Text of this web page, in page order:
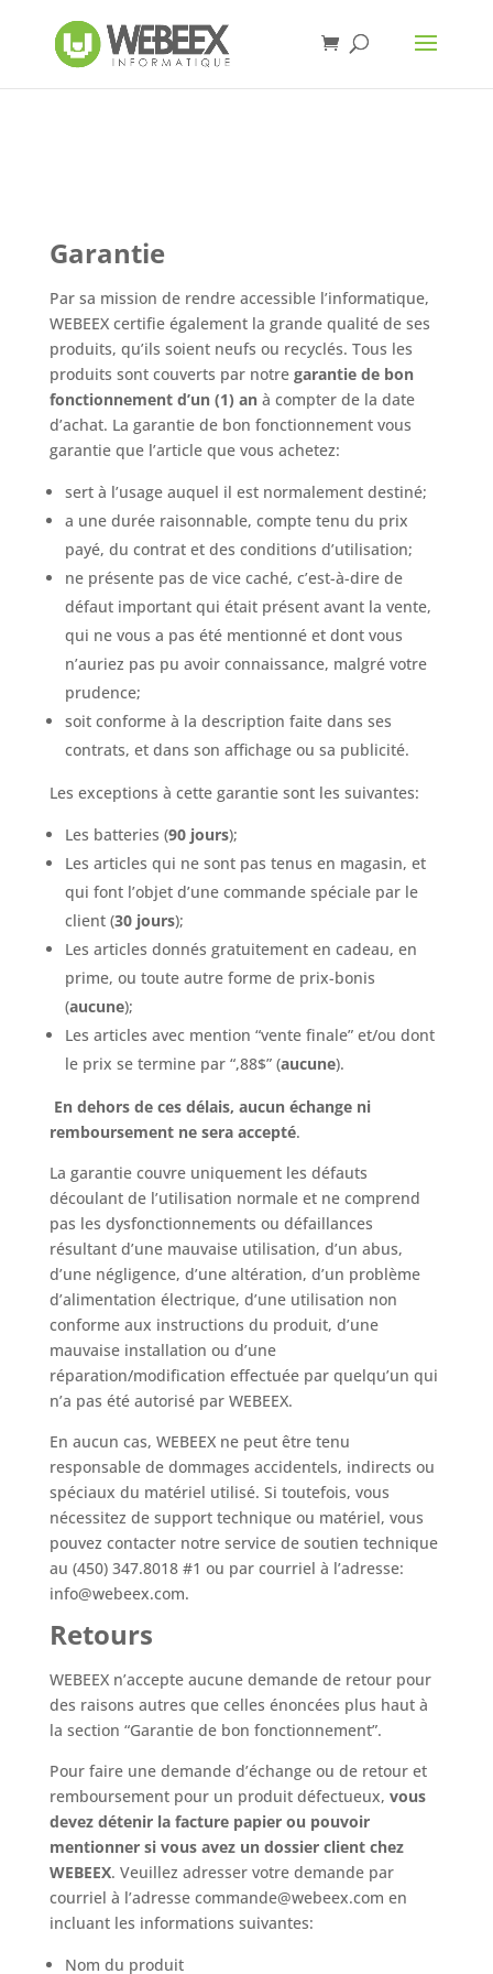
Garantie
Par sa mission de rendre accessible l’informatique,
WEBEEX certifie également la grande qualité de ses
produits, qu’ils soient neufs ou recyclés. Tous les
produits sont couverts par notre garantie de bon
fonctionnement d’un (1) anà compter de la date
d’achat. La garantie de bon fonctionnement vous
garantie que l’article que vous achetez:
sert à l’usage auquel il est normalement destiné;
a une durée raisonnable, compte tenu du prix
payé, du contrat et des conditions d’utilisation;
ne présente pas de vice caché, c’est-à-dire de
défaut important qui était présent avant la vente,
qui ne vous a pas été mentionné et dont vous
n’auriez pas pu avoir connaissance, malgré votre
prudence;
soit conforme à la description faite dans ses
contrats, et dans son affichage ou sa publicité.
Les exceptions à cette garantie sont les suivantes:
Les batteries (90 jours);
Les articles qui ne sont pas tenus en magasin, et
qui font l’objet d’une commande spéciale par le
client (30 jours);
Les articles donnés gratuitement en cadeau, en
prime, ou toute autre forme de prix-bonis
(aucune);
Les articles avec mention “vente finale” et/ou dont
le prix se termine par “,88$” (aucune).
En dehors de ces délais, aucun échange ni
remboursement ne sera accepté.
La garantie couvre uniquement les défauts
découlant de l’utilisation normale et ne comprend
pas les dysfonctionnements ou défaillances
résultant d’une mauvaise utilisation, d’un abus,
d’une négligence, d’une altération, d’un problème
d’alimentation électrique, d’une utilisation non
conforme aux instructions du produit, d’une
mauvaise installation ou d’une
réparation/modification effectuée par quelqu’un qui
n’a pas été autorisé par WEBEEX.
En aucun cas, WEBEEX ne peut être tenu
responsable de dommages accidentels, indirects ou
spéciaux du matériel utilisé. Si toutefois, vous
nécessitez de support technique ou matériel, vous
pouvez contacter notre service de soutien technique
au (450) 347.8018 #1 ou par courriel à l’adresse:
info@webeex.com.
Retours
WEBEEX n’accepte aucune demande de retour pour
des raisons autres que celles énoncées plus haut à
la section “Garantie de bon fonctionnement”.
Pour faire une demande d’échange ou de retour et
remboursement pour un produit défectueux, vous
devez détenir la facture papier ou pouvoir
mentionner si vous avez un dossier client chez
WEBEEX. Veuillez adresser votre demande par
courriel à l’adresse commande@webeex.com en
incluant les informations suivantes:
Nom du produit